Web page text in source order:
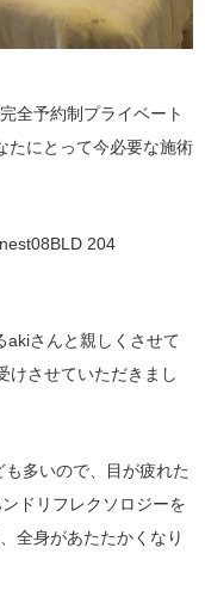
全予約制プライベート
たにとって今必要な施術
204
akiさんと親しくさせて
けさせていただきまし
多いので、目が疲れた
ドリフレクソロジーを
全身があたたかくなり